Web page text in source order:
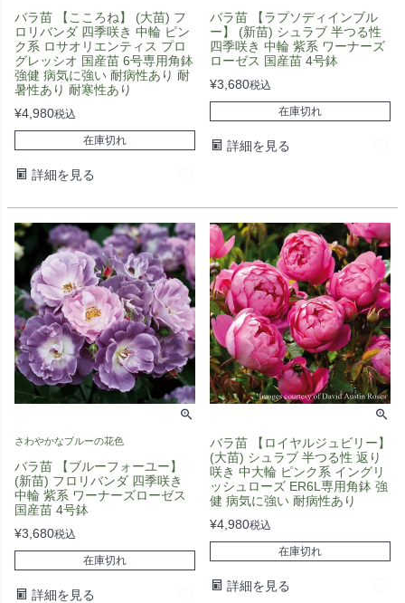
バラ苗 【こころね】 (大苗) フ
ロリバンダ 四季咲き 中輪 ピン
ク系 ロサオリエンティス プロ
グレッシオ 国産苗 6号専用角鉢
強健 病気に強い 耐病性あり 耐
暑性あり 耐寒性あり
¥4,980税込
在庫切れ
詳細を見る
バラ苗 【ラプソディインブル
ー】 (新苗) シュラブ 半つる性
四季咲き 中輪 紫系 ワーナーズ
ローゼス 国産苗 4号鉢
¥3,680税込
在庫切れ
詳細を見る
さわやかなブルーの花色
バラ苗 【ブルーフォーユー】
(新苗) フロリバンダ 四季咲き
中輪 紫系 ワーナーズローゼス
国産苗 4号鉢
¥3,680税込
在庫切れ
詳細を見る
バラ苗 【ロイヤルジュビリー】
(大苗) シュラブ 半つる性 返り
咲き 中大輪 ピンク系 イングリ
ッシュローズ ER6L専用角鉢 強
健 病気に強い 耐病性あり
¥4,980税込
在庫切れ
詳細を見る